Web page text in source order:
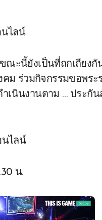
ณะนี้ยังเป็นที่ถกเถียง
คม ร่วมกิจกรรมขอพร
เนินงานตาม … ประกั
น.